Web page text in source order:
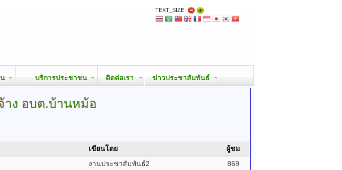
TEXT_SIZE
บริการประชาชน ติดต่อเรา ข่าวประชาสัมพันธ์
ง อบต.บ้านหม้อ
เขียนโดย
ผู้ชม
งานประชาสัมพันธ์2
869